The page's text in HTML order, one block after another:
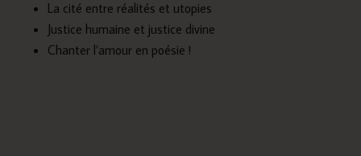
La cité entre réalités et utopies
Justice humaine et justice divine
Chanter l’amour en poésie !